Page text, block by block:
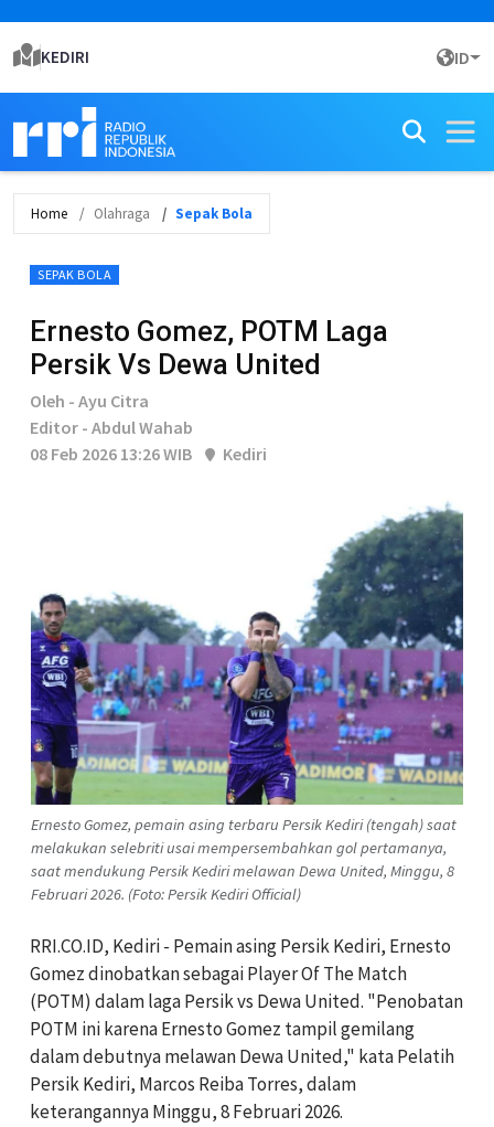
KEDIRI ID
Home Olahraga Sepak Bola
SEPAK BOLA
Ernesto Gomez, POTM Laga
Persik Vs Dewa United
Oleh - Ayu Citra
Editor - Abdul Wahab
08 Feb 2026 13:26 WIB
Kediri
Ernesto Gomez, pemain asing terbaru Persik Kediri (tengah) saat
melakukan selebriti usai mempersembahkan gol pertamanya,
saat mendukung Persik Kediri melawan Dewa United, Minggu, 8
Februari 2026. (Foto: Persik Kediri Official)
RRI.CO.ID, Kediri - Pemain asing Persik Kediri, Ernesto
Gomez dinobatkan sebagaiPlayer Of The Match
(POTM) dalam laga Persik vs Dewa United. "Penobatan
POTM ini karena Ernesto Gomez tampil gemilang
dalam debutnya melawan Dewa United," kata Pelatih
Persik Kediri, Marcos Reiba Torres, dalam
keterangannya Minggu, 8 Februari 2026.